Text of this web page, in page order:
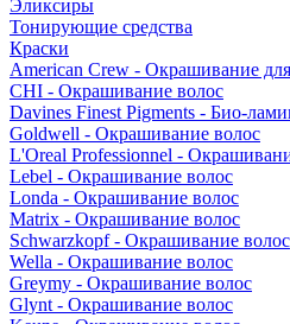
Эликсиры
Тонирующие средства
Краски
American Crew - Окрашивание
CHI - Окрашивание волос
Davines Finest Pigments - Био-
Goldwell - Окрашивание волос
L'Oreal Professionnel -
Lebel - Окрашивание волос
Londa - Окрашивание волос
Matrix - Окрашивание волос
Schwarzkopf - Окрашивание волос
Wella - Окрашивание волос
Greymy - Окрашивание волос
Glynt - Окрашивание волос